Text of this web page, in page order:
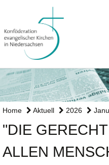
Home Aktuell 2026
"DIE
ALLEN